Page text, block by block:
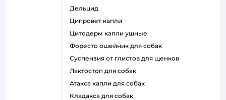
дельцид
ципровет капли
цитодерм капли ушные
форесто ошейник для собак
суспензия от глистов для щенков
лактостоп для собак
атакса капли для собак
кладакса для собак